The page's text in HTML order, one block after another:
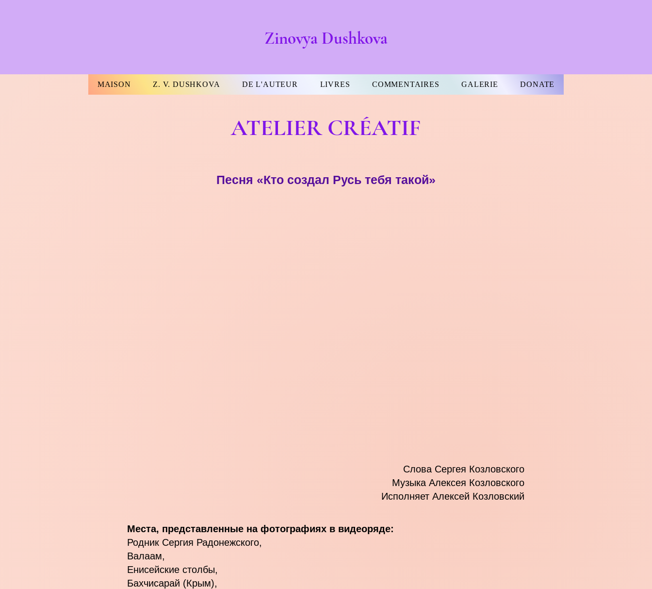
Zinovya Dushkova
MAISON Z. V. DUSHKOVA DE L'AUTEUR LIVRES COMMENTAIRES GALERIE DONATE
ATELIER CRÉATIF
Песня «Кто создал Русь тебя такой»
Слова Сергея Козловского
Музыка Алексея Козловского
Исполняет Алексей Козловский
Места, представленные на фотографиях в видеоряде:
Родник Сергия Радонежского,
Валаам,
Енисейские столбы,
Бахчисарай (Крым),